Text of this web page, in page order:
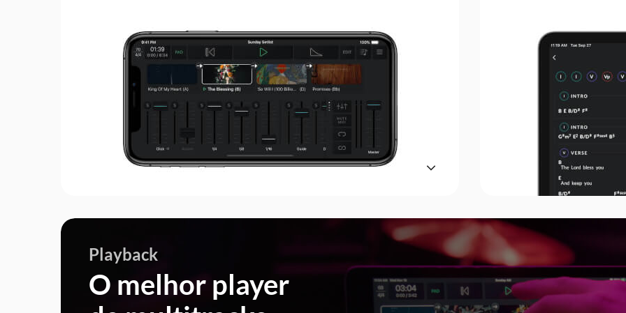
mixar suas tracks e organizar sua música com perfeição.
Planeje com antecedência ou continue adorando
enquanto as tracks seguem sua orientação.
Saiba Mais
15.000 cifras
Personalize
Playback
O melhor player
Tecnologia que você pode confiar